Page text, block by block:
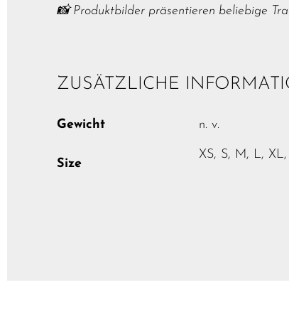
📸 Produktbilder präsentieren beliebige
ZUSÄTZLICHE
Gewicht n. v.
Size
XS, S, M, L,